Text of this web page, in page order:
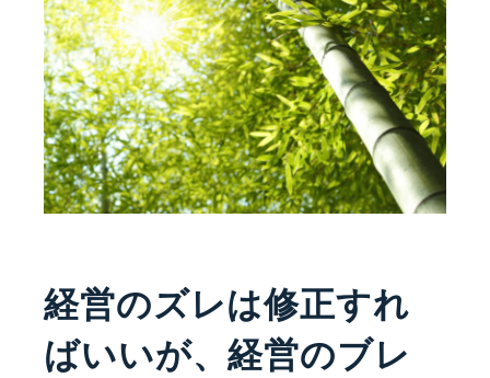
経営のズレは修正すれ
ばいいが、経営のブレ